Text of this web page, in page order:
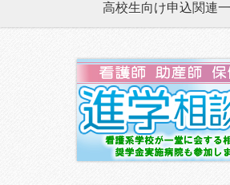
高校生向け申込関連